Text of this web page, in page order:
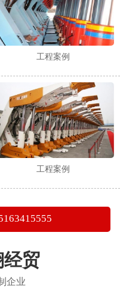
工程案例
工程案例
贸
企业